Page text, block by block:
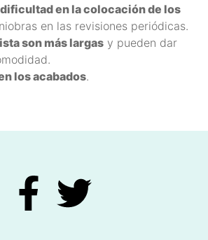
dificultad en la colocación de los
en las revisiones periódicas.
son más largas y pueden dar
los acabados.